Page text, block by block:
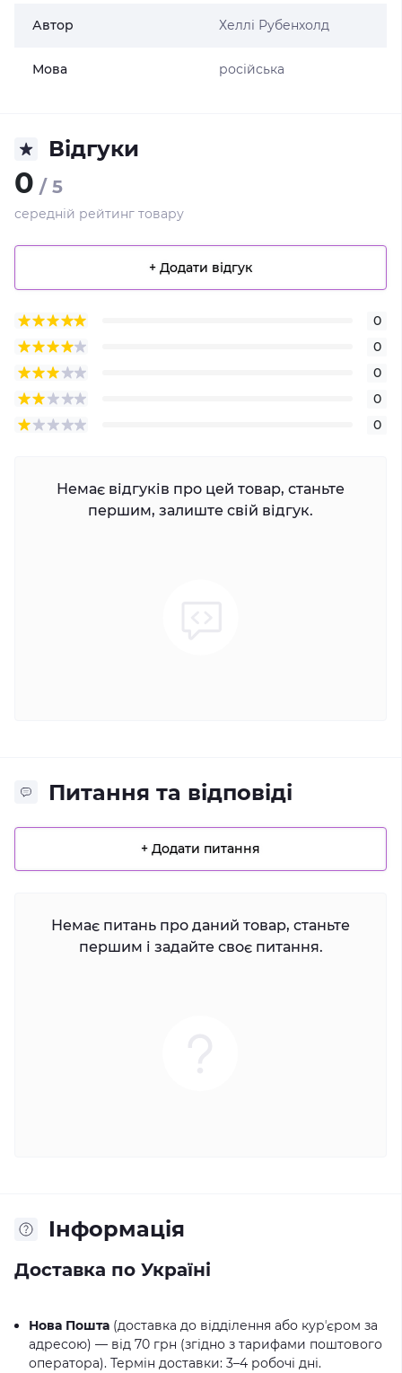
Автор Хеллі Рубенхолд
Мова російська
Відгуки
0 / 5
середній рейтинг товару
+ Додати відгук
0
0
0
0
0
Немає відгуків про цей товар, станьте
першим, залиште свій відгук.
Питання та відповіді
+ Додати питання
Немає питань про даний товар, станьте
першим і задайте своє питання.
Iнформація
Доставка по Україні
Нова Пошта (доставка до відділення або курʼєром за
адресою) — від 70 грн (згідно з тарифами поштового
оператора). Термін доставки: 3–4 робочі дні.